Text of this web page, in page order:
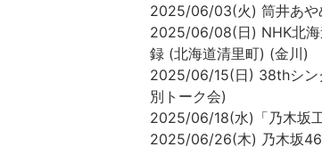
2025/06/03(火) 筒井あや
2025/06/08(日) NHK北海
録 (北海道清里町) (金川)
2025/06/15(日) 38thシン
別トーク会)
2025/06/18(水)「乃木坂
2025/06/26(木) 乃木坂46